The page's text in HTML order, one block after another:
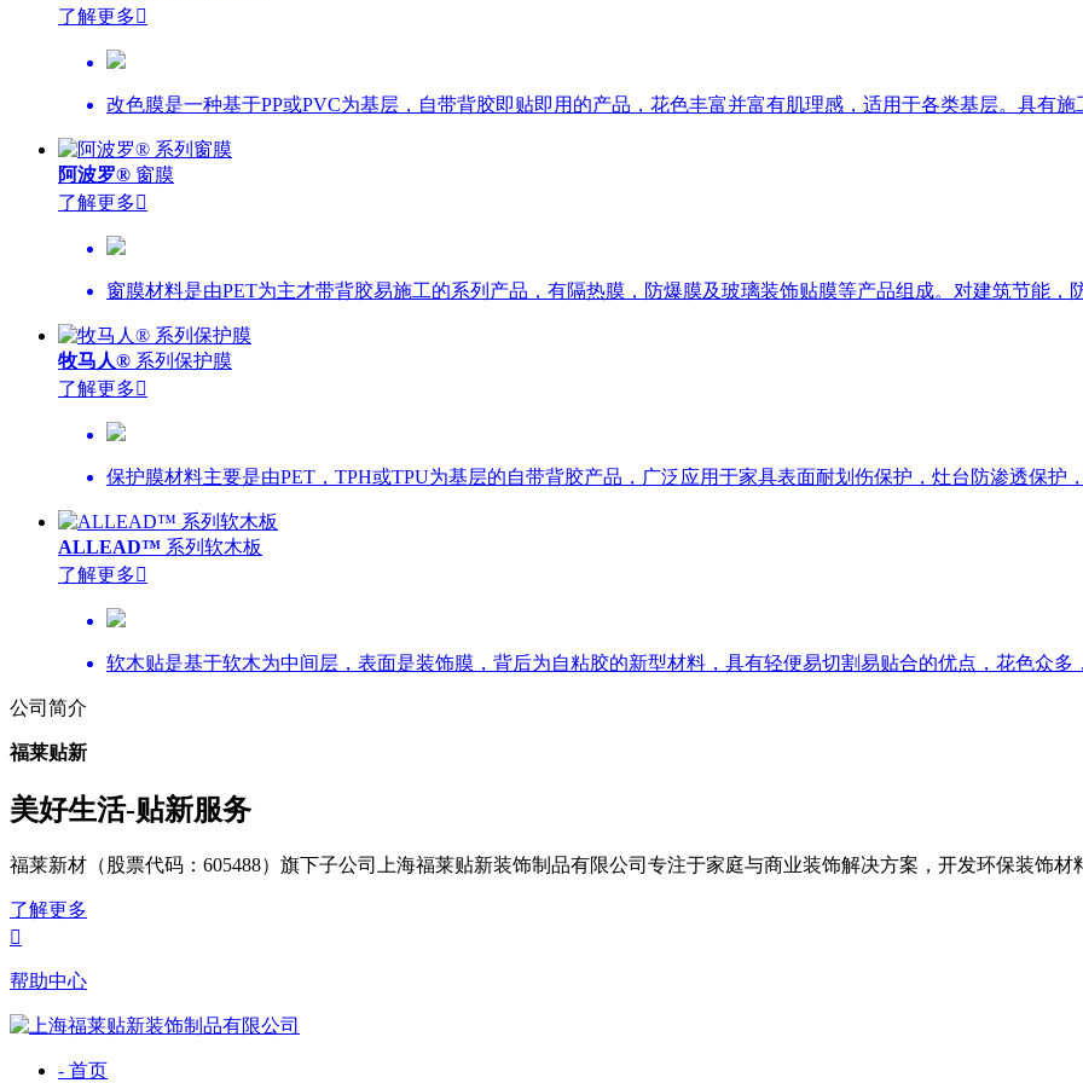
了解更多
改色膜是一种基于PP或PVC为基层，自带背胶即贴即用的产品，花色丰富并富有肌理感，适用于各类基层。具有
阿波罗® 窗膜
了解更多
窗膜材料是由PET为主才带背胶易施工的系列产品，有隔热膜，防爆膜及玻璃装饰贴膜等产品组成。对建筑节能，
牧马人® 系列保护膜
了解更多
保护膜材料主要是由PET，TPH或TPU为基层的自带背胶产品，广泛应用于家具表面耐划伤保护，灶台防渗透保护
ALLEAD™ 系列软木板
了解更多
软木贴是基于软木为中间层，表面是装饰膜，背后为自粘胶的新型材料，具有轻便易切割易贴合的优点，花色众
公司简介
福莱贴新
美好生活-贴新服务
福莱新材（股票代码：605488）旗下子公司上海福莱贴新装饰制品有限公司专注于家庭与商业装饰解决方案，开发环保装饰
了解更多

帮助中心
- 首页